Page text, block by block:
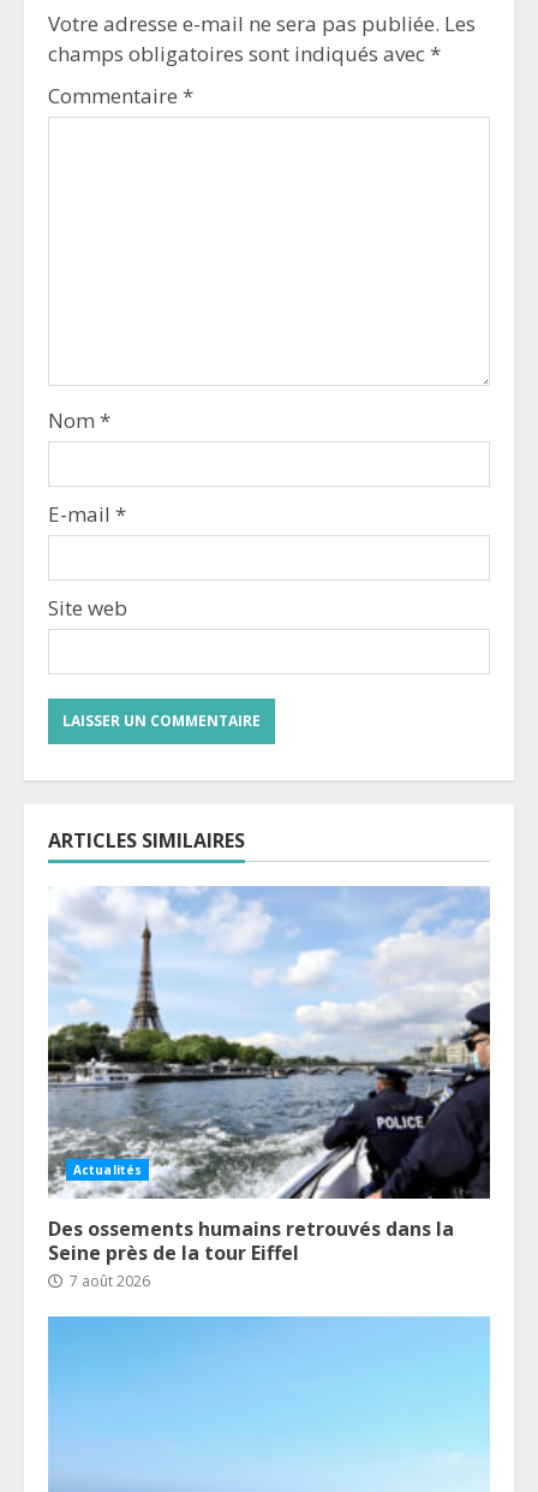
Votre adresse e-mail ne sera pas publiée. Les
champs obligatoires sont indiqués avec*
Commentaire *
Nom *
E-mail *
Site web
ARTICLES SIMILAIRES
Actualités
Des ossements humains retrouvés dans la
Seine près de la tour Eiffel
7 août 2026